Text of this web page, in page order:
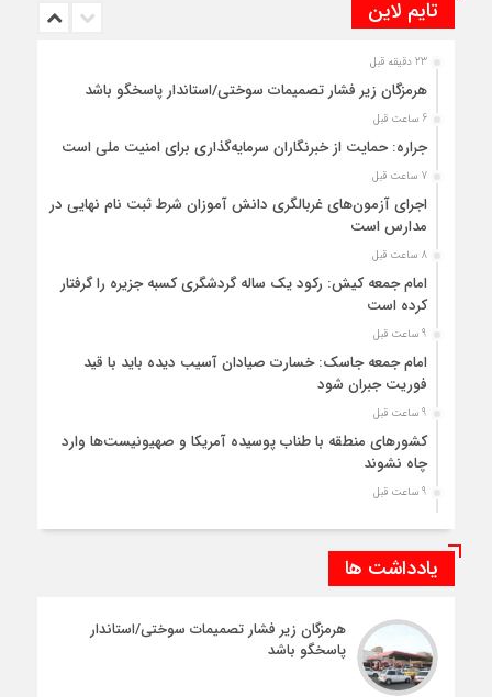
تایم لاین
23 دقیقه قبل
هرمزگان زیر فشار تصمیمات سوختی/استاندار پاسخگو باشد
6 ساعت قبل
جراره: حمایت از خبرنگاران سرمایه‌گذاری برای امنیت ملی است
7 ساعت قبل
اجرای آزمون‌های غربالگری دانش آموزان شرط ثبت نام نهایی در
مدارس است
8 ساعت قبل
امام جمعه کیش: رکود یک ساله گردشگری کسبه جزیره را گرفتار
کرده است
9 ساعت قبل
امام جمعه جاسک: خسارت صیادان آسیب دیده باید با قید
فوریت جبران شود
9 ساعت قبل
کشورهای منطقه با طناب پوسیده آمریکا و صهیونیست‌ها وارد
چاه نشوند
9 ساعت قبل
9 ساعت قبل
برخی جریان‌ها است
10 ساعت قبل
امام جمعه سیریک: اختلاف افکنان در جامعه به زبان شیطان حرف
یادداشت ها
هرمزگان زیر فشار تصمیمات سوختی/استاندار
پاسخگو باشد